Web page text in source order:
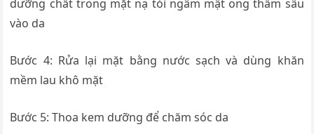
dưỡng chất trong mặt nạ tỏi ngâm mật ong thấm sâu
vào da
Bước 4: Rửa lại mặt bằng nước sạch và dùng khăn
mềm lau khô mặt
Bước 5: Thoa kem dưỡng để chăm sóc da